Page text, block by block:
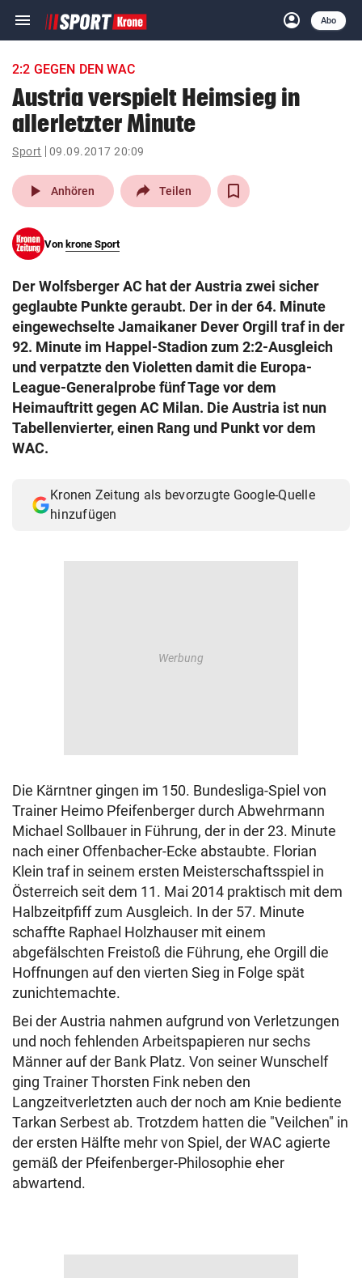
menu Navigation
ein-/ausklappen
account_circle
Anmelden
Abo
close Schließen
account_circle Anmelden
pin_drop
Wien arrow_right
search
eingeben
© Krone Multimedia GmbH & Co KG 2026
Muthgasse 2, 1190 Wien
2:2 GEGEN DEN WAC
Austria verspielt Heimsieg in
allerletzter Minute
Sport 09.09.2017 20:09
play_arrow Anhören Teilen
Von krone Sport
Der Wolfsberger AC hat der Austria zwei sicher
geglaubte Punkte geraubt. Der in der 64. Minute
eingewechselte Jamaikaner Dever Orgill traf in der
92. Minute im Happel-Stadion zum 2:2-Ausgleich
und verpatzte den Violetten damit die Europa-
League-Generalprobe fünf Tage vor dem
Heimauftritt gegen AC Milan. Die Austria ist nun
Tabellenvierter, einen Rang und Punkt vor dem
WAC.
Kronen Zeitung als bevorzugte Google-Quelle
hinzufügen
Die Kärntner gingen im 150. Bundesliga-Spiel von
Trainer Heimo Pfeifenberger durch Abwehrmann
Michael Sollbauer in Führung, der in der 23. Minute
nach einer Offenbacher-Ecke abstaubte. Florian
Klein traf in seinem ersten Meisterschaftsspiel in
Österreich seit dem 11. Mai 2014 praktisch mit dem
Halbzeitpfiff zum Ausgleich. In der 57. Minute
schaffte Raphael Holzhauser mit einem
abgefälschten Freistoß die Führung, ehe Orgill die
Hoffnungen auf den vierten Sieg in Folge spät
zunichtemachte.
Bei der Austria nahmen aufgrund von Verletzungen
und noch fehlenden Arbeitspapieren nur sechs
Männer auf der Bank Platz. Von seiner Wunschelf
ging Trainer Thorsten Fink neben den
Langzeitverletzten auch der noch am Knie bediente
Tarkan Serbest ab. Trotzdem hatten die "Veilchen" in
der ersten Hälfte mehr von Spiel, der WAC agierte
gemäß der Pfeifenberger-Philosophie eher
abwartend.